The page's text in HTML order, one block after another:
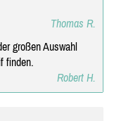
Thomas R.
großen Auswahl
finden.
Robert H.